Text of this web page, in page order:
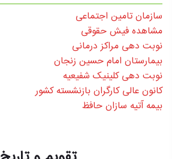
سازمان تامین اجتماعی
مشاهده فیش حقوقی
نوبت دهی مراکز درمانی
بیمارستان امام حسین زنجان
نوبت دهی کلینیک شفیعیه
کانون عالی کارگران بازنشسته کشور
بیمه آتیه سازان حافظ